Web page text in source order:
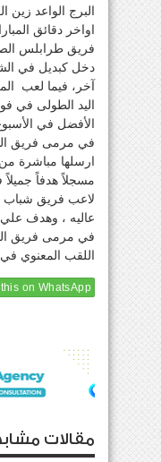
البرج الواعد
اواخر دقائق
فريق طرابلس
دخل كبديل في
آخر، فيما لعب
اليد الطولى في
الأفضل في
في مرمى فريق
ارسلها مباشرة من
مسجلاً هدفاً
لاعب فريق شباب
عاليه ، وهدف
في مرمى فريق
اللقب المعنوي في
on WhatsApp
مقالات